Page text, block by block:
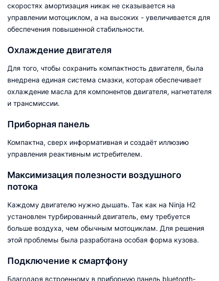
скоростях амортизация никак не сказывается на
управлении мотоциклом, а на высоких - увеличивается для
обеспечения повышенной стабильности.
Охлаждение двигателя
Для того, чтобы сохранить компактность двигателя, была
внедрена единая система смазки, которая обеспечивает
охлаждение масла для компонентов двигателя, нагнетателя
и трансмиссии.
Приборная панель
Компактна, сверх информативная и создаёт иллюзию
управления реактивным истребителем.
Максимизация полезности воздушного
потока
Каждому двигателю нужно дышать. Так как на Ninja H2
установлен турбированный двигатель, ему требуется
больше воздуха, чем обычным мотоциклам. Для решения
этой проблемы была разработана особая форма кузова.
Подключение к смартфону
Благодаря встроенному в приборную панель bluetooth-